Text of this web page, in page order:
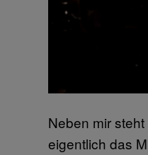
Neben mir
eigentlich das